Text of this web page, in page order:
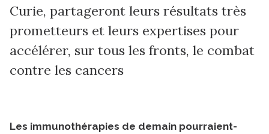
Curie, partageront leurs résultats très
prometteurs et leurs expertises pour
accélérer, sur tous les fronts, le combat
contre les cancers
Les immunothérapies de demain pourraient-